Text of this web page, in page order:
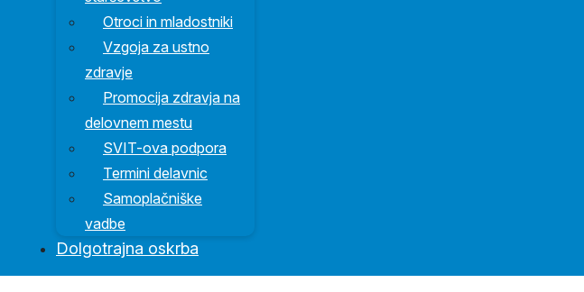
Otroci in mladostniki
Vzgoja za ustno
zdravje
Promocija zdravja na
delovnem mestu
SVIT-ova podpora
Termini delavnic
Samoplačniške
vadbe
Dolgotrajna oskrba